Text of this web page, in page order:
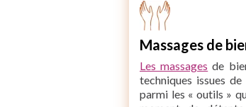
Massages de
Les massages de
techniques issues
parmi les « outils »